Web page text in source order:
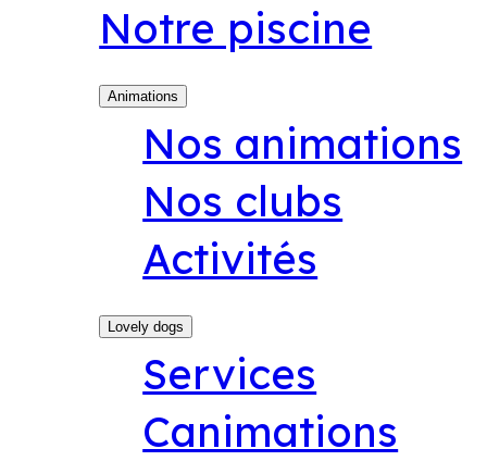
Notre piscine
Animations
Nos animations
Nos clubs
Activités
Lovely dogs
Services
Canimations